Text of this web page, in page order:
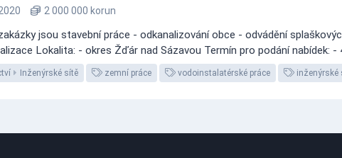
2 000 000 korun
jsou stavební práce - odkanalizování obce - odvádění
Lokalita: - okres Žďár nad Sázavou Termín pro podání nabídek:
Inženýrské sítě zemní práce vodoinstalatérské práce inženýrské